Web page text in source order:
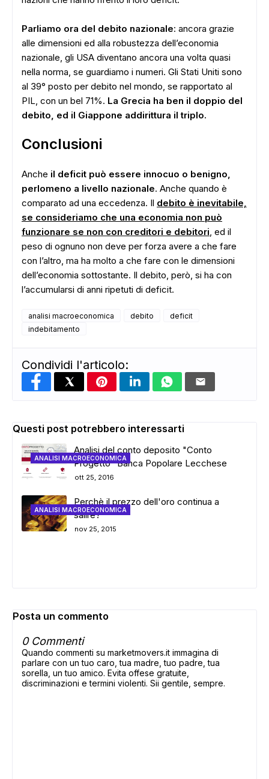
Parliamo ora del debito nazionale: ancora grazie
alle dimensioni ed alla robustezza dell’economia
nazionale, gli USA diventano ancora una volta quasi
nella norma, se guardiamo i numeri. Gli Stati Uniti sono
al 39° posto per debito nel mondo, se rapportato al
PIL, con un bel 71%. La Grecia ha ben il doppio del
debito, ed il Giappone addirittura il triplo.
Conclusioni
Anche il deficit può essere innocuo o benigno,
perlomeno a livello nazionale. Anche quando è
comparato ad una eccedenza. Il debito è inevitabile,
se consideriamo che una economia non può
funzionare se non con creditori e debitori, ed il
peso di ognuno non deve per forza avere a che fare
con l’altro, ma ha molto a che fare con le dimensioni
dell’economia sottostante. Il debito, però, si ha con
l’accumularsi di anni ripetuti di deficit.
analisi macroeconomica debito
deficit
indebitamento
Condividi l'articolo:
Questi post potrebbero interessarti
ANALISI MACROECONOMICA
Analisi del conto deposito "Conto
Progetto" Banca Popolare Lecchese
ott 25, 2016
ANALISI MACROECONOMICA
Perchè il prezzo dell'oro continua a
salire?
nov 25, 2015
Posta un commento
0 Commenti
Quando commenti su marketmovers.it immagina di
parlare con un tuo caro, tua madre, tuo padre, tua
sorella, un tuo amico. Evita offese gratuite,
discriminazioni e termini violenti. Sii gentile, sempre.